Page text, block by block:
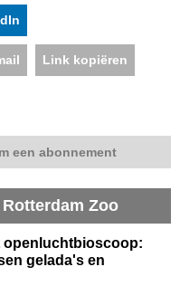
Link kopiëren
een abonnement
Zoo
openluchtbioscoop:
gelada's en